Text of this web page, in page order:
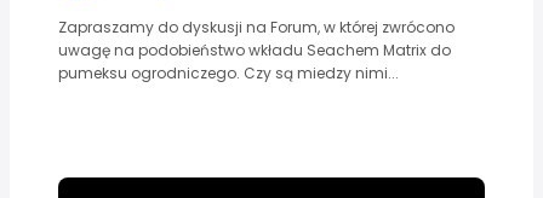
Zapraszamy do dyskusji na Forum, w której zwrócono
uwagę na podobieństwo wkładu Seachem Matrix do
pumeksu ogrodniczego. Czy są miedzy nimi...